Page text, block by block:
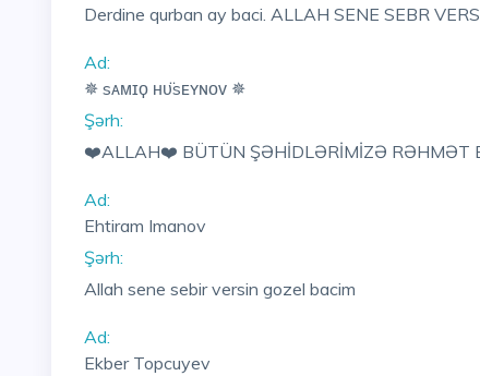
Derdine qurban ay baci. ALLAH SENE SEBR
Ad:
✵ sᴀᴍɪϙ ʜᴜ̈sᴇʏɴᴏᴠ ✵
Şərh:
❤️ALLAH❤️ BÜTÜN ŞƏHİDLƏRİMİZƏ
Ad:
Ehtiram Imanov
Şərh:
Allah sene sebir versin gozel bacim
Ad:
Ekber Topcuyev